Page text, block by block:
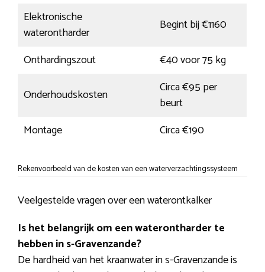
Elektronische
waterontharder
Begint bij €1160
Onthardingszout
€40 voor 75 kg
Onderhoudskosten
Circa €95 per
beurt
Montage
Circa €190
Rekenvoorbeeld van de kosten van een waterverzachtingssysteem
Veelgestelde vragen over een waterontkalker
Is het belangrijk om een waterontharder te
hebben in s-Gravenzande?
De hardheid van het kraanwater in s-Gravenzande is